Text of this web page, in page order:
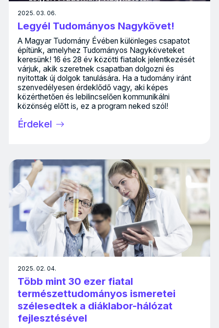
2025. 03. 06.
Legyél Tudományos Nagykövet!
A Magyar Tudomány Évében különleges csapatot
építünk, amelyhez Tudományos Nagyköveteket
keresünk! 16 és 28 év közötti fiatalok jelentkezését
várjuk, akik szeretnek csapatban dolgozni és
nyitottak új dolgok tanulására. Ha a tudomány iránt
szenvedélyesen érdeklődő vagy, aki képes
közérthetően és lebilincselően kommunikálni
közönség előtt is, ez a program neked szól!
Érdekel
2025. 02. 04.
Több mint 30 ezer fiatal
természettudományos ismeretei
szélesedtek a diáklabor-hálózat
fejlesztésével